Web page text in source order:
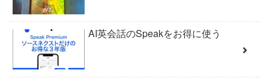
AI英会話のSpeakをお得に使う